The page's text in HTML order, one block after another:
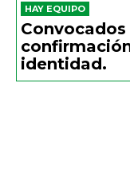
HAY EQUIPO
identidad.